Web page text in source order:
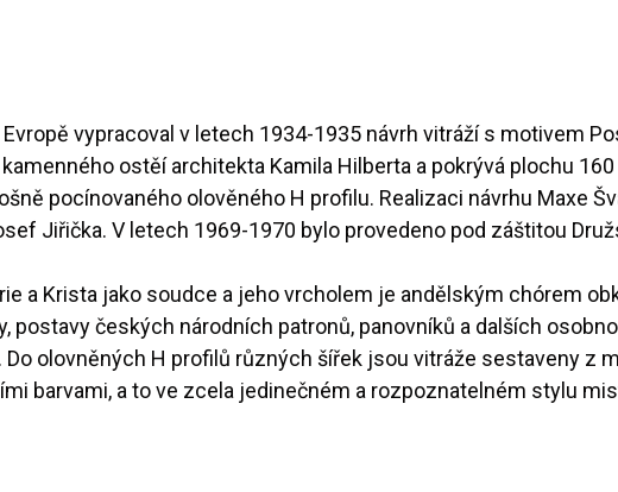
vypracoval v letech 1934-1935 návrh vitráží s motivem
ostěí architekta Kamila Hilberta a pokrývá plochu
pocínovaného olověného H profilu. Realizaci návrhu Maxe
Jiřička. V letech 1969-1970 bylo provedeno pod záštitou
a Krista jako soudce a jeho vrcholem je andělským chórem
českých národních patronů, panovníků a dalších
olovněných H profilů různých šířek jsou vitráže sestaveny z
barvami, a to ve zcela jedinečném a rozpoznatelném stylu